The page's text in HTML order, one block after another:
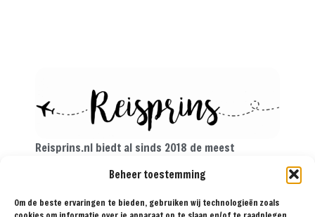
Beheer toestemming
Om de beste ervaringen te bieden, gebruiken wij technologieën zoals
Reisprins.nl biedt al sinds 2018 de meest
reiziger. Met onze tips, reisroutes en
reisverslagen ga je met een gerust hart op reis!